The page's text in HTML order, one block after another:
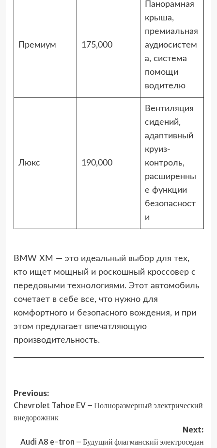
Премиум 175,000
Панорамная
крыша,
премиальная
аудиосистем
а, система
помощи
водителю
Люкс 190,000
Вентиляция
сидений,
адаптивный
круиз-
контроль,
расширенны
е функции
безопасност
и
BMW XM — это идеальный выбор для тех,
кто ищет мощный и роскошный кроссовер с
передовыми технологиями. Этот автомобиль
сочетает в себе все, что нужно для
комфортного и безопасного вождения, и при
этом предлагает впечатляющую
производительность.
Post
navigation
Previous:
Chevrolet Tahoe EV – Полноразмерный электрический
внедорожник
Next:
Audi A8 e-tron – Будущий флагманский электроседан